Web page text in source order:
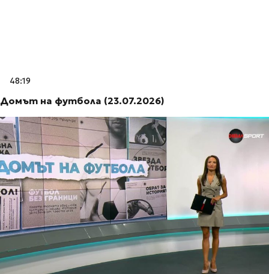
48:19
Домът на футбола (23.07.2026)